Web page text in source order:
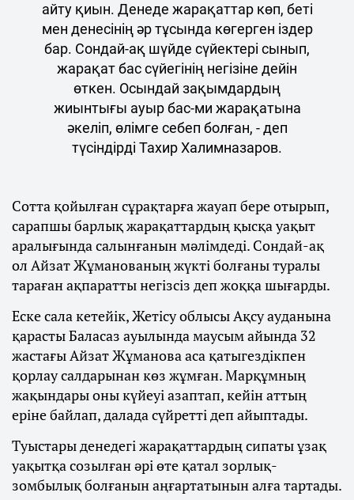
айту қиын. Денеде жарақаттар көп, беті
мен денесінің әр тұсында көгерген іздер
бар. Сондай-ақ шүйде сүйектері сынып,
жарақат бас сүйегінің негізіне дейін
өткен. Осындай зақымдардың
жиынтығы ауыр бас-ми жарақатына
әкеліп, өлімге себеп болған, - деп
түсіндірді Тахир Халимназаров.
Сотта қойылған сұрақтарға жауап бере отырып,
сарапшы барлық жарақаттардың қысқа уақыт
аралығында салынғанын мәлімдеді. Сондай-ақ
ол Айзат Жұманованың жүкті болғаны туралы
тараған ақпаратты негізсіз деп жоққа шығарды.
Еске сала кетейік, Жетісу облысы Ақсу ауданына
қарасты Баласаз ауылында маусым айында 32
жастағы Айзат Жұманова аса қатыгездікпен
қорлау салдарынан көз жұмған. Марқұмның
жақындары оны күйеуі азаптап, кейін аттың
еріне байлап, далада сүйретті деп айыптады.
Туыстары денедегі жарақаттардың сипаты ұзақ
уақытқа созылған әрі өте қатал зорлық-
зомбылық болғанын аңғартатынын алға тартады.